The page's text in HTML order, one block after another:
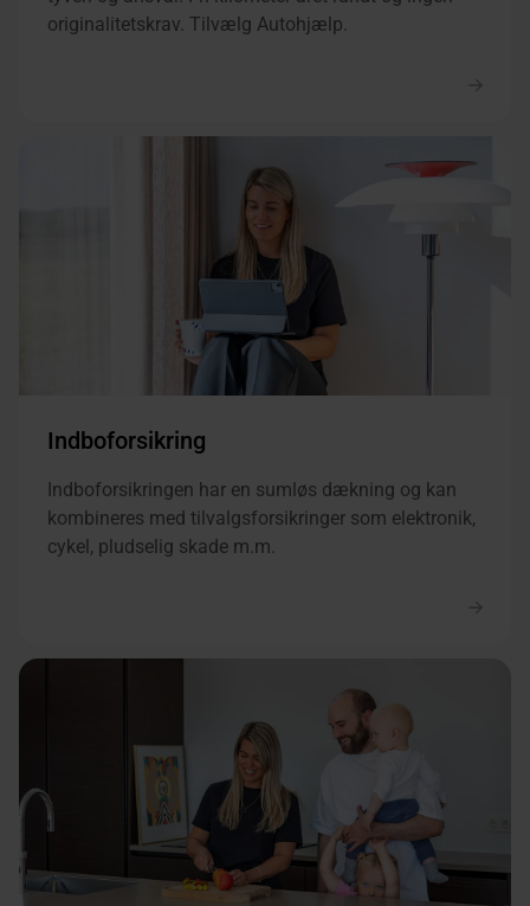
originalitetskrav. Tilvælg Autohjælp.
Indboforsikring
Indboforsikringen har en sumløs dækning og kan
kombineres med tilvalgsforsikringer som elektronik,
cykel, pludselig skade m.m.